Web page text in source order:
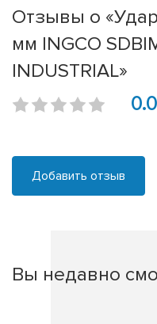
Отзывы о
мм INGCO
INDUSTRIAL»
0.0
Добавить отзыв
Вы недавно